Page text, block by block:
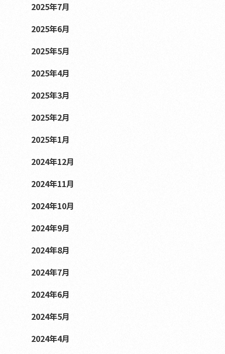
2025年7月
2025年6月
2025年5月
2025年4月
2025年3月
2025年2月
2025年1月
2024年12月
2024年11月
2024年10月
2024年9月
2024年8月
2024年7月
2024年6月
2024年5月
2024年4月